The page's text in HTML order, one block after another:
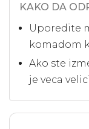
KAKO DA
Uporedite
komadom
Ako ste
je veca